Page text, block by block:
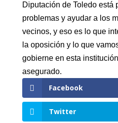
Diputación de Toledo está
problemas y ayudar a los
vecinos, y eso es lo que
la oposición y lo que
gobierne en esta
asegurado.
Facebook
Twitter